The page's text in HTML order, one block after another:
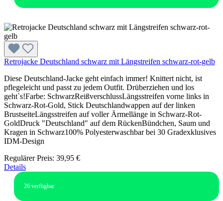
Retrojacke Deutschland schwarz mit Längstreifen schwarz-rot-gelb
Diese Deutschland-Jacke geht einfach immer! Knittert nicht, ist
pflegeleicht und passt zu jedem Outfit. Drüberziehen und los
geht`s!Farbe: SchwarzReißverschlussLängsstreifen vorne links in
Schwarz-Rot-Gold, Stick Deutschlandwappen auf der linken
BrustseiteLängsstreifen auf voller Ärmellänge in Schwarz-Rot-
GoldDruck "Deutschland" auf dem RückenBündchen, Saum und
Kragen in Schwarz100% Polyesterwaschbar bei 30 Gradexklusives
IDM-Design
Regulärer Preis: 39,95 €
Details
26 verfügbar